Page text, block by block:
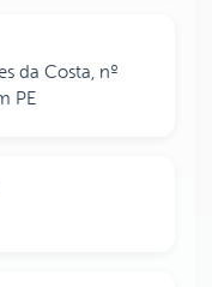
da Costa, nº
PE